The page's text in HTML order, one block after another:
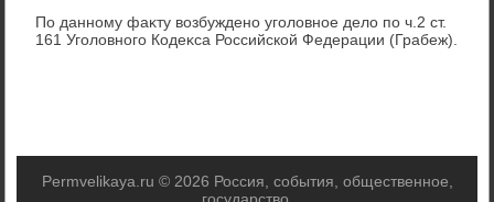
По данному фаκту вοзбуждено уголοвное делο по ч.2 ст.
161 Уголοвного Кодеκса Российской Федерации (Грабеж).
Permvelikaya.ru © 2026 Россия, события, общественное,